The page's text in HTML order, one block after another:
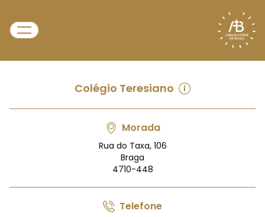
Colégio Teresiano
Morada
Rua do Taxa, 106
Braga
4710-448
Telefone